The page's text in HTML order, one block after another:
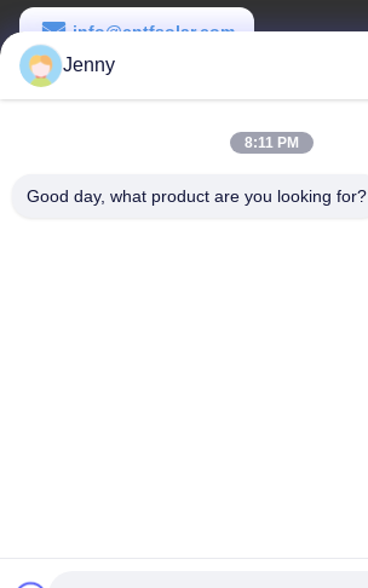
info@cntfsolar.com
Werktijd
Jenny
8:11 PM
Good day, what product are you looking for?